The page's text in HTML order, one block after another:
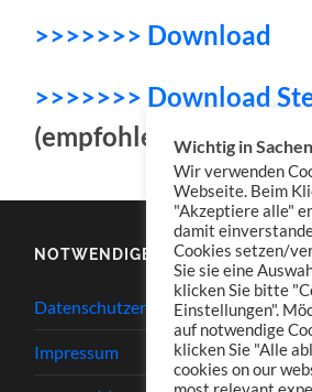
>>>>>>> Download
>>>>>>> Download
(empfohlen für
NOTWENDIGES
Datenschutzerklärung
Impressum
Wichtig in
Wir verwenden
Webseite. Beim
"Akzeptiere alle"
damit
Cookies setzen/
Sie sie eine
klicken Sie bitte
Einstellungen".
auf notwendige
klicken Sie "Alle
cookies on our